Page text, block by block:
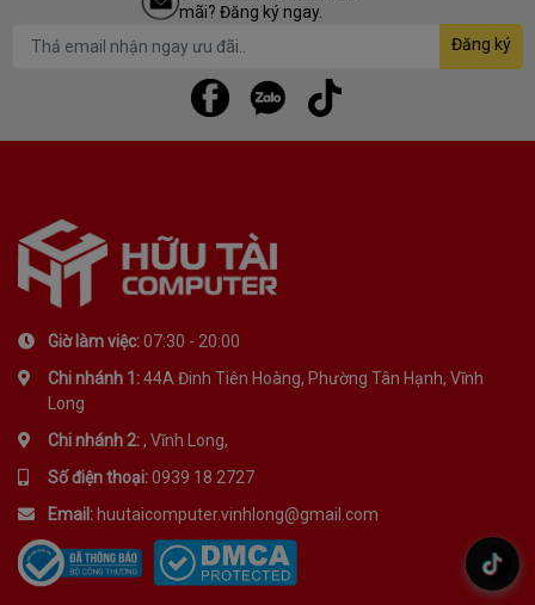
mãi? Đăng ký ngay.
Đăng ký
Giờ làm việc:07:30 - 20:00
Chi nhánh 1:44A Đinh Tiên Hoàng, Phường Tân Hạnh, Vĩnh
Long
Chi nhánh 2:, Vĩnh Long,
Số điện thoại:0939 18 2727
Email: huutaicomputer.vinhlong@gmail.com
.